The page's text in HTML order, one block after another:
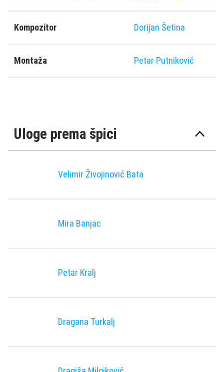
Kompozitor Dorijan Šetina
Montaža Petar Putniković
Uloge prema špici
Velimir Živojinović Bata
Mira Banjac
Petar Kralj
Dragana Turkalj